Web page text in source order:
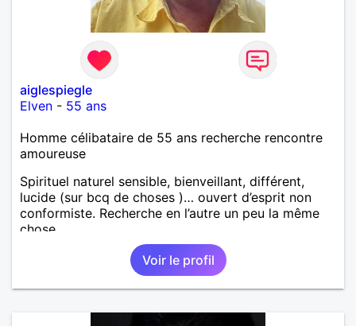
aiglespiegle
Elven - 55 ans
Homme célibataire de 55 ans recherche rencontre
amoureuse
Spirituel naturel sensible, bienveillant, différent,
lucide (sur bcq de choses )… ouvert d’esprit non
conformiste. Recherche en l’autre un peu la même
chose…
Voir le profil